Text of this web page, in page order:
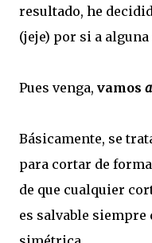
resultado, he
(jeje) por si a
Pues venga, vamos
Básicamente, se
para cortar de
de que cualquier
es salvable siempre